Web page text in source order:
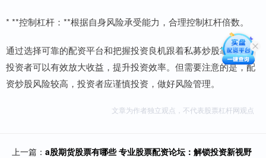
* **控制杠杆：**根据自身风险承受能力，合理控制杠杆倍数。
通过选择可靠的配资平台和把握投资良机跟着私募炒股靠谱吗，
投资者可以有效放大收益，提升投资效率。但需要注意的是，配
资炒股风险较高，投资者应谨慎投资，做好风险管理。
文章为作者独立观点，不代表股票杠杆网观点
上一篇： a股期货股票有哪些 专业股票配资论坛：解锁投资新视野